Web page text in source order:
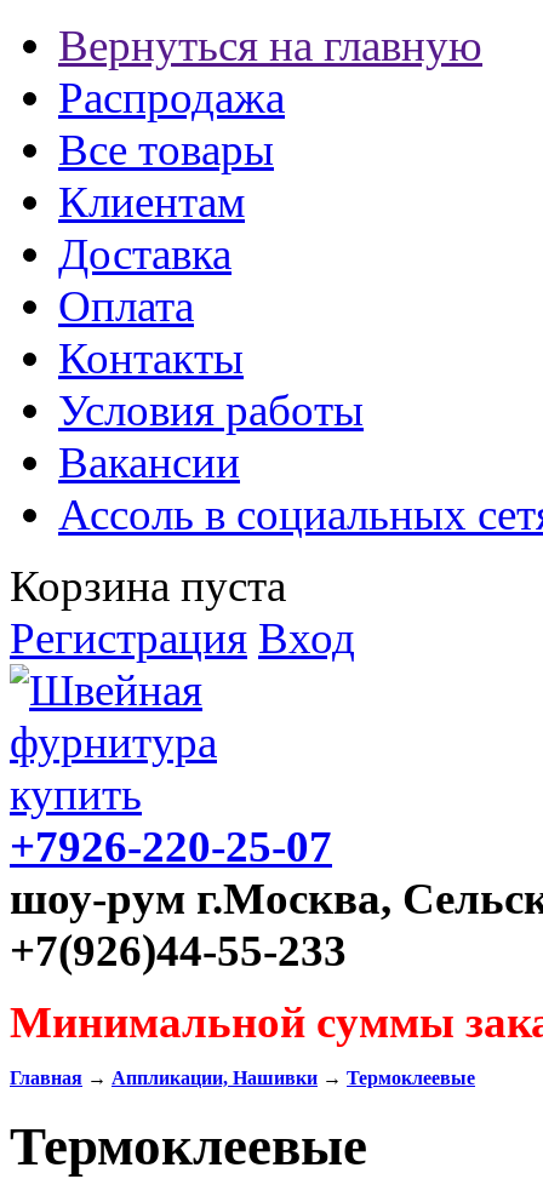
Вернуться на главную
Распродажа
Все товары
Клиентам
Доставка
Оплата
Контакты
Условия работы
Вакансии
Ассоль в социальных
Корзина пуста
Регистрация Вход
+7926-220-25-07
шоу-рум г.Москва,
+7(926)44-55-233
Минимальной суммы
Главная → Аппликации, Нашивки → Термоклеевые
Термоклеевые